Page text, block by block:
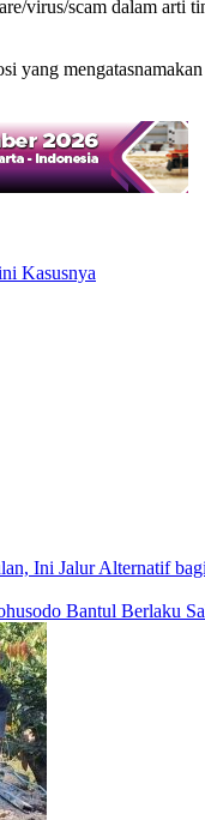
virus/scam dalam arti
yang
Kasusnya
Ini Jalur Alternatif
Bantul Berlaku